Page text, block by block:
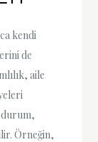
kendi
de
aile
durum,
Örneğin,